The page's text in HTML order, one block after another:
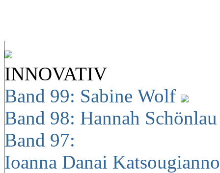
INNOVATIV
Band 99: Sabine Wolf
Band 98: Hannah
Band 97:
Ioanna Danai